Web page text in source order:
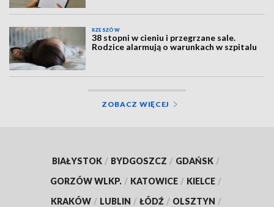
RZESZÓW
38 stopni w cieniu i przegrzane sale.
Rodzice alarmują o warunkach w szpitalu
ZOBACZ WIĘCEJ
BIAŁYSTOK / BYDGOSZCZ / GDAŃSK /
GORZÓW WLKP. / KATOWICE / KIELCE /
KRAKÓW / LUBLIN / ŁÓDŹ / OLSZTYN /